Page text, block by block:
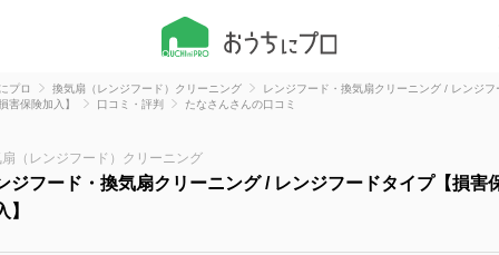
プロ 換気扇（レンジフード）クリーニング
レンジフード・換気扇クリーニング / レンジフ
害保険加入】
口コミ・評判 たなさんさんの口コミ
（レンジフード）クリーニング
ジフード・換気扇クリーニング / レンジフードタイプ【損害
】